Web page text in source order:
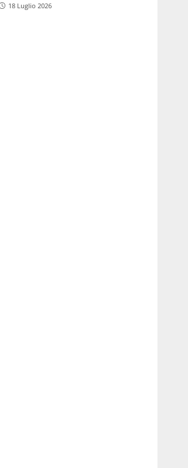
18 Luglio 2026